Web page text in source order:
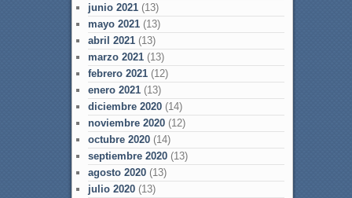
junio 2021(13)
mayo 2021(13)
abril 2021(13)
marzo 2021(13)
febrero 2021(12)
enero 2021(13)
diciembre 2020(14)
noviembre 2020(12)
octubre 2020(14)
septiembre 2020(13)
agosto 2020(13)
julio 2020(13)